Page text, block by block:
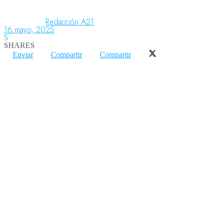
Aeropuertos
Columnistas
Redacción A21
16 mayo, 2025
5
SHARES
Enviar
Compartir Compartir